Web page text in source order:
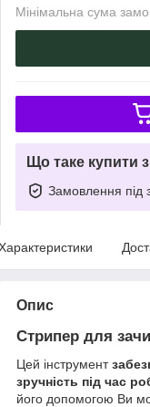
Мінімальна сума
Що таке купити
Замовлення під
Опис
Стрипер для
Цей інструмент
зручність під час
його допомогою Ви